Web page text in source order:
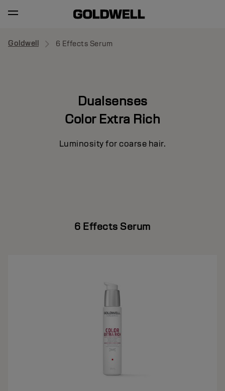
Goldwell 6 Effects Serum
Dualsenses
Color Extra Rich
Luminosity for coarse hair.
6 Effects Serum